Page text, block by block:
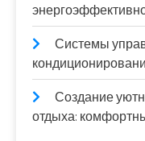
Системы
Создание
отдыха: